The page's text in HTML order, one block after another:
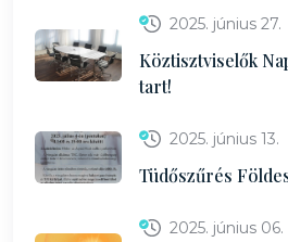
2025. június 27.
Köztisztviselők
tart!
2025. június 13.
Tüdőszűrés
2025. június 06.